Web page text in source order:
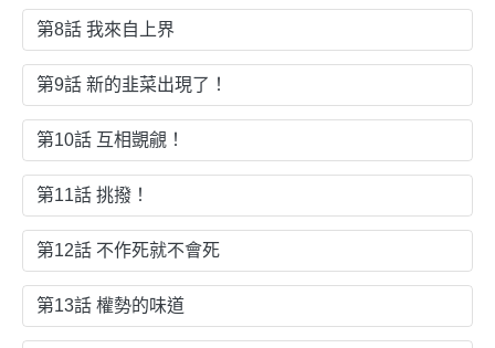
第8話 我來自上界
第9話 新的韭菜出現了！
第10話 互相覬覦！
第11話 挑撥！
第12話 不作死就不會死
第13話 權勢的味道